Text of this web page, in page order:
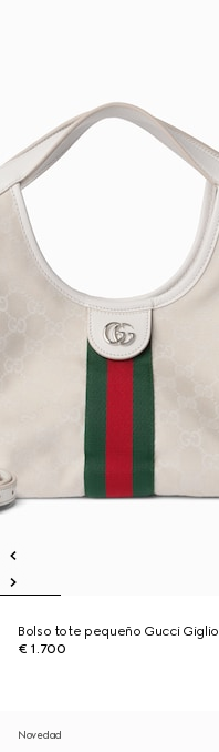
Bolso tote pequeño Gucci Giglio
€ 1.700
Novedad